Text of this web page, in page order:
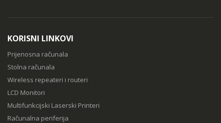
KORISNI LINKOVI
Prijenosna računala
Stolna računala
Wireless repeateri i routeri
LCD Monitori
Multifunkcijski Laserski Printeri
Računalna periferija